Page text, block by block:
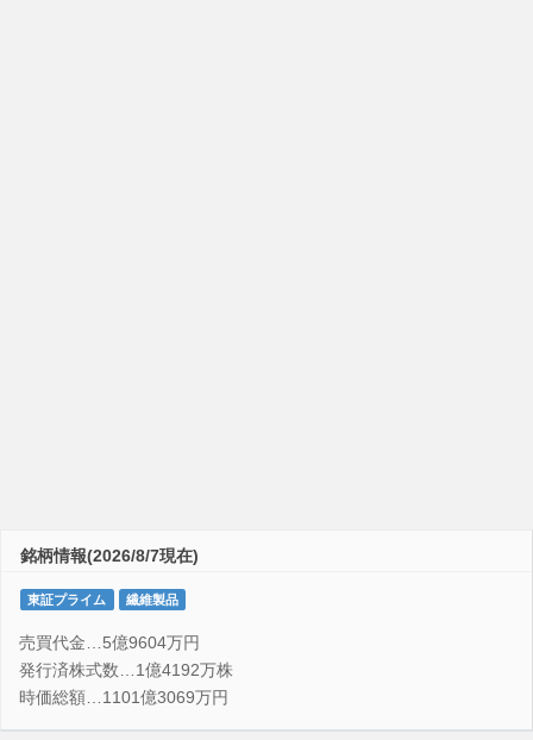
銘柄情報(2026/8/7現在)
東証プライム 繊維製品
売買代金…5億9604万円
発行済株式数…1億4192万株
時価総額…1101億3069万円